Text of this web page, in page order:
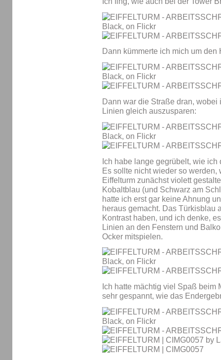
Dann kümmerte ich mich um den
Dann war die Straße dran,
Linien gleich auszusparen:
Ich habe lange gegrübelt, wie
Es sollte nicht wieder so
Eiffelturm zunächst violett
Kobaltblau (und Schwarz am
hatte ich erst gar keine Ahnung
heraus gemacht. Das Türkisblau
Kontrast haben, und ich denke,
Linien an den Fenstern und
Ocker mitspielen.
Ich hatte mächtig viel Spaß beim
sehr gespannt, wie das